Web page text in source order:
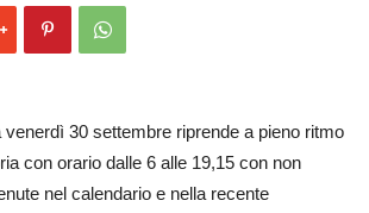
venerdì 30 settembre riprende a pieno ritmo
con orario dalle 6 alle 19,15 con non
nel calendario e nella recente